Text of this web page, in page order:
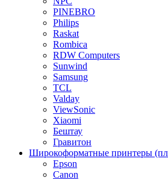
PINEBRO
Philips
Raskat
Rombica
RDW Computers
Sunwind
Samsung
TCL
Valday
ViewSonic
Xiaomi
Бештау
Гравитон
Широкоформатные принтеры
Epson
Canon